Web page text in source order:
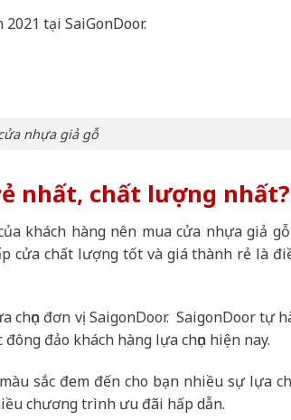
tại SaiGonDoor.
nhựa giả gỗ
nhất, chất lượng nhất?
khách hàng nên mua cửa nhựa giả
cửa chất lượng tốt và giá thành rẻ là
đơn vị SaigonDoor. SaigonDoor tự
đảo khách hàng lựa chọn hiện nay.
sắc đem đến cho bạn nhiều sự lựa
chương trình ưu đãi hấp dẫn.